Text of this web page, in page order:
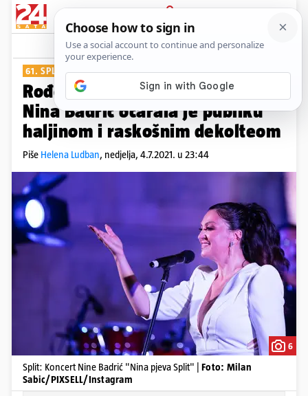
PRIJAVA
Show Komentari
61. SPLITSKI FESTIVAL
Rođendanski nastup u bijelom:
Nina Badrić očarala je publiku
haljinom i raskošnim dekolteom
Piše Helena Ludban, nedjelja, 4.7.2021. u 23:44
6
Split: Koncert Nine Badrić "Nina pjeva Split" | Foto: Milan
Sabic/PIXSELL/Instagram